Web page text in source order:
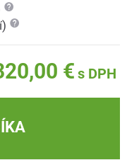
€ s DPH